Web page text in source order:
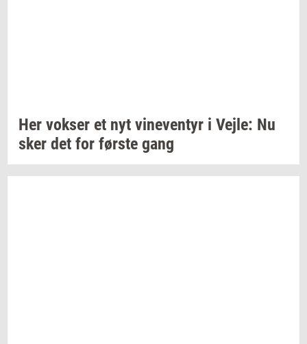
Her vok­ser et nyt vi­ne­ven­tyr i Vejle: Nu
sker det for før­ste gang